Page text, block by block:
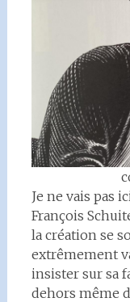
Je ne vais pas
François
la création se
extrêmement
insister sur sa
dehors même